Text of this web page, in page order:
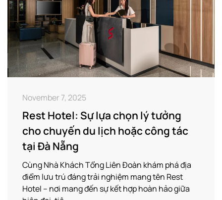
November 7, 2025
Rest Hotel: Sự lựa chọn lý tưởng
cho chuyến du lịch hoặc công tác
tại Đà Nẵng
Cùng Nhà Khách Tổng Liên Đoàn khám phá địa
điểm lưu trú đáng trải nghiệm mang tên Rest
Hotel – nơi mang đến sự kết hợp hoàn hảo giữa